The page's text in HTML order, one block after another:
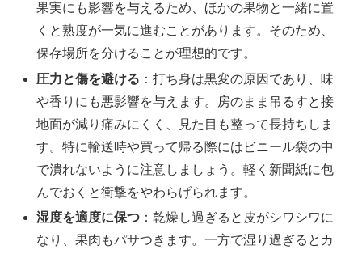
果実にも影響を与えるため、ほかの果物と一緒に置
くと熟度が一気に進むことがあります。そのため、
保存場所を分けることが理想的です。
圧力と傷を避ける ：打ち身は黒変の原因であり、味
や香りにも悪影響を与えます。房のまま吊るすと接
地面が減り痛みにくく、見た目も整って長持ちしま
す。特に輸送時や買って帰る際にはビニール袋の中
で潰れないように注意しましょう。軽く新聞紙に包
んでおくと衝撃をやわらげられます。
湿度を適度に保つ ：乾燥し過ぎると皮がシワシワに
なり、果肉もパサつきます。一方で湿り過ぎるとカ